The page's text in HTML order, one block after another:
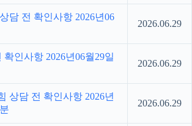
담 전 확인사항 2026년06
2026.06.29
인사항 2026년06월29일
2026.06.29
상담 전 확인사항 2026년
2026.06.29